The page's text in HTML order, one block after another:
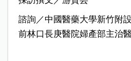
諮詢／中國醫藥大學新竹附
前林口長庚醫院婦產部主治